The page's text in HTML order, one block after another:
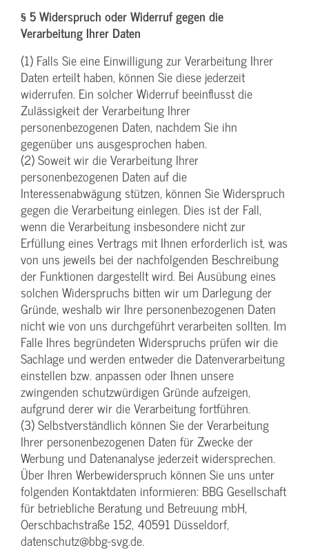
§ 5 Widerspruch oder Widerruf gegen die
Verarbeitung Ihrer Daten
(1) Falls Sie eine Einwilligung zur Verarbeitung Ihrer
Daten erteilt haben, können Sie diese jederzeit
widerrufen. Ein solcher Widerruf beeinflusst die
Zulässigkeit der Verarbeitung Ihrer
personenbezogenen Daten, nachdem Sie ihn
gegenüber uns ausgesprochen haben.
(2) Soweit wir die Verarbeitung Ihrer
personenbezogenen Daten auf die
Interessenabwägung stützen, können Sie Widerspruch
gegen die Verarbeitung einlegen. Dies ist der Fall,
wenn die Verarbeitung insbesondere nicht zur
Erfüllung eines Vertrags mit Ihnen erforderlich ist, was
von uns jeweils bei der nachfolgenden Beschreibung
der Funktionen dargestellt wird. Bei Ausübung eines
solchen Widerspruchs bitten wir um Darlegung der
Gründe, weshalb wir Ihre personenbezogenen Daten
nicht wie von uns durchgeführt verarbeiten sollten. Im
Falle Ihres begründeten Widerspruchs prüfen wir die
Sachlage und werden entweder die Datenverarbeitung
einstellen bzw. anpassen oder Ihnen unsere
zwingenden schutzwürdigen Gründe aufzeigen,
aufgrund derer wir die Verarbeitung fortführen.
(3) Selbstverständlich können Sie der Verarbeitung
Ihrer personenbezogenen Daten für Zwecke der
Werbung und Datenanalyse jederzeit widersprechen.
Über Ihren Werbewiderspruch können Sie uns unter
folgenden Kontaktdaten informieren: BBG Gesellschaft
für betriebliche Beratung und Betreuung mbH,
Oerschbachstraße 152, 40591 Düsseldorf,
datenschutz@bbg-svg.de.